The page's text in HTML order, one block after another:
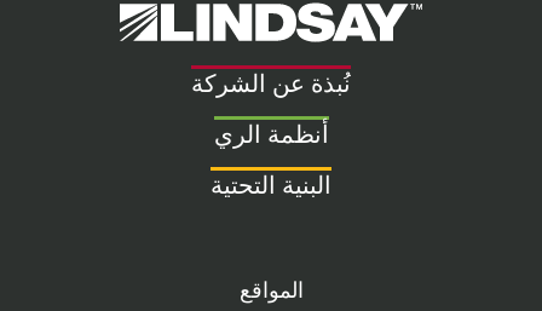
Lindsay.
Link
homepage
نُبذة عن الشركة
أنظمة الري
البنية التحتية
المواقع